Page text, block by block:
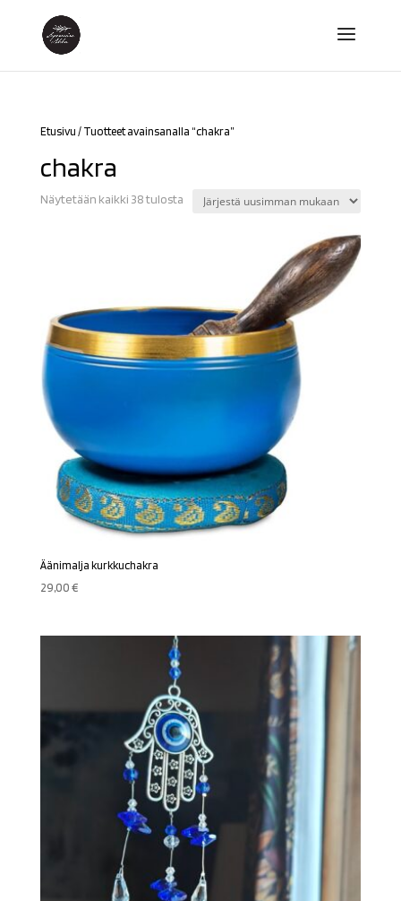
Etusivu / Tuotteet avainsanalla “chakra”
chakra
Näytetään kaikki 38 tulostaSorted
Äänimalja kurkkuchakra
29,00€